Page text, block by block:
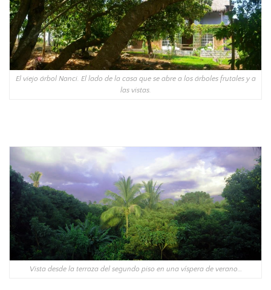
El viejo árbol Nanci. El lado de la casa que se abre a los árboles frutales y a
las vistas.
Vista desde la terraza del segundo piso en una víspera de verano…